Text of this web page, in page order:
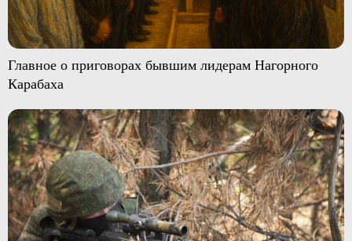
Главное о приговорах бывшим лидерам Нагорного
Карабаха